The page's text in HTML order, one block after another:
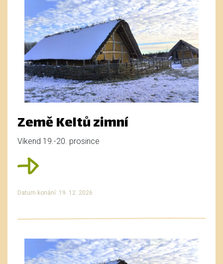
Země Keltů zimní
Víkend 19.-20. prosince
Datum konání: 19. 12. 2026